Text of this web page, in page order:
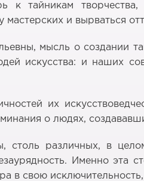
к тайникам
мастерских и вырваться
мысль о создании
искусства: и наших
их
о людях,
столь различных, в
Именно эта
в свою